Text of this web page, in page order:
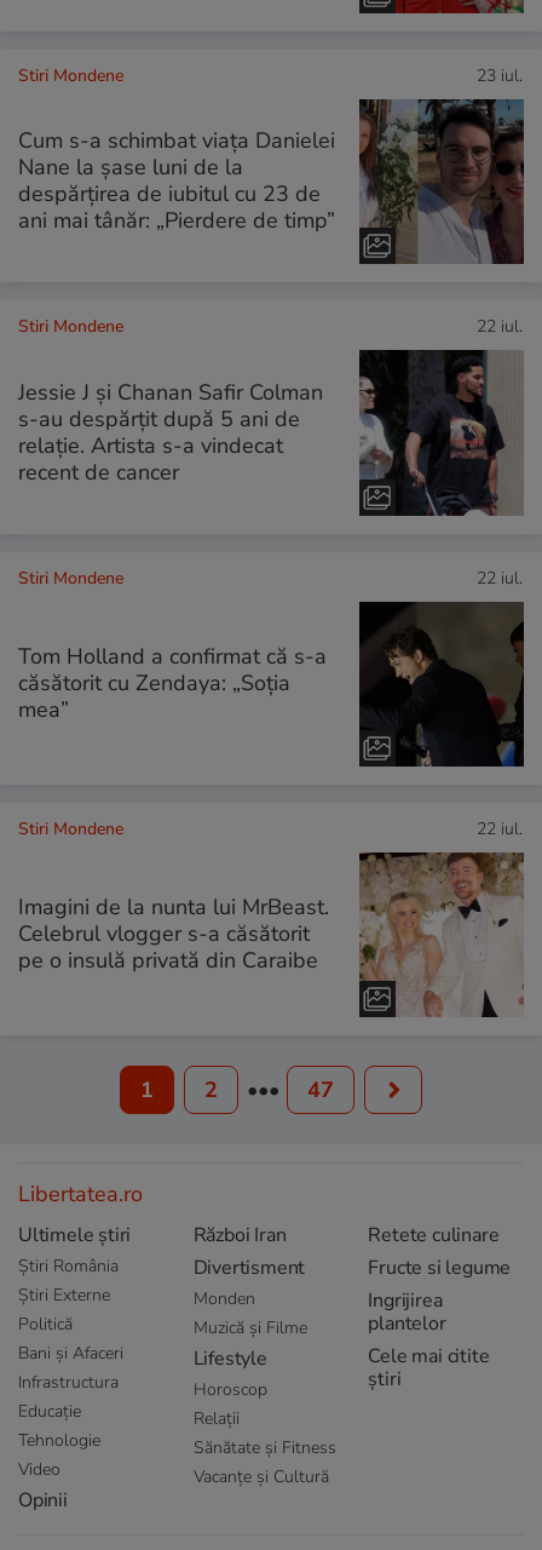
Stiri Mondene 23 iul.
Cum s-a schimbat viața Danielei
Nane la șase luni de la
despărțirea de iubitul cu 23 de
ani mai tânăr: „Pierdere de timp”
Stiri Mondene 22 iul.
Jessie J și Chanan Safir Colman
s-au despărțit după 5 ani de
relație. Artista s-a vindecat
recent de cancer
Stiri Mondene 22 iul.
Tom Holland a confirmat că s-a
căsătorit cu Zendaya: „Soția
mea”
Stiri Mondene 22 iul.
Imagini de la nunta lui MrBeast.
Celebrul vlogger s-a căsătorit
pe o insulă privată din Caraibe
1 2 ••• 47
Libertatea.ro
Ultimele știri
Știri România
Știri Externe
Politică
Bani și Afaceri
Infrastructura
Educație
Tehnologie
Video
Opinii
Război Iran
Divertisment
Monden
Muzică și Filme
Lifestyle
Horoscop
Relații
Sănătate și Fitness
Vacanțe și Cultură
Retete culinare
Fructe si legume
Ingrijirea
plantelor
Cele mai citite
știri